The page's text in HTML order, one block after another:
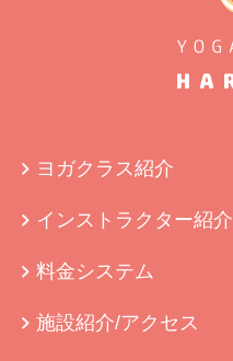
ヨガクラス紹介
インストラクター紹介
料金システム
施設紹介/アクセス